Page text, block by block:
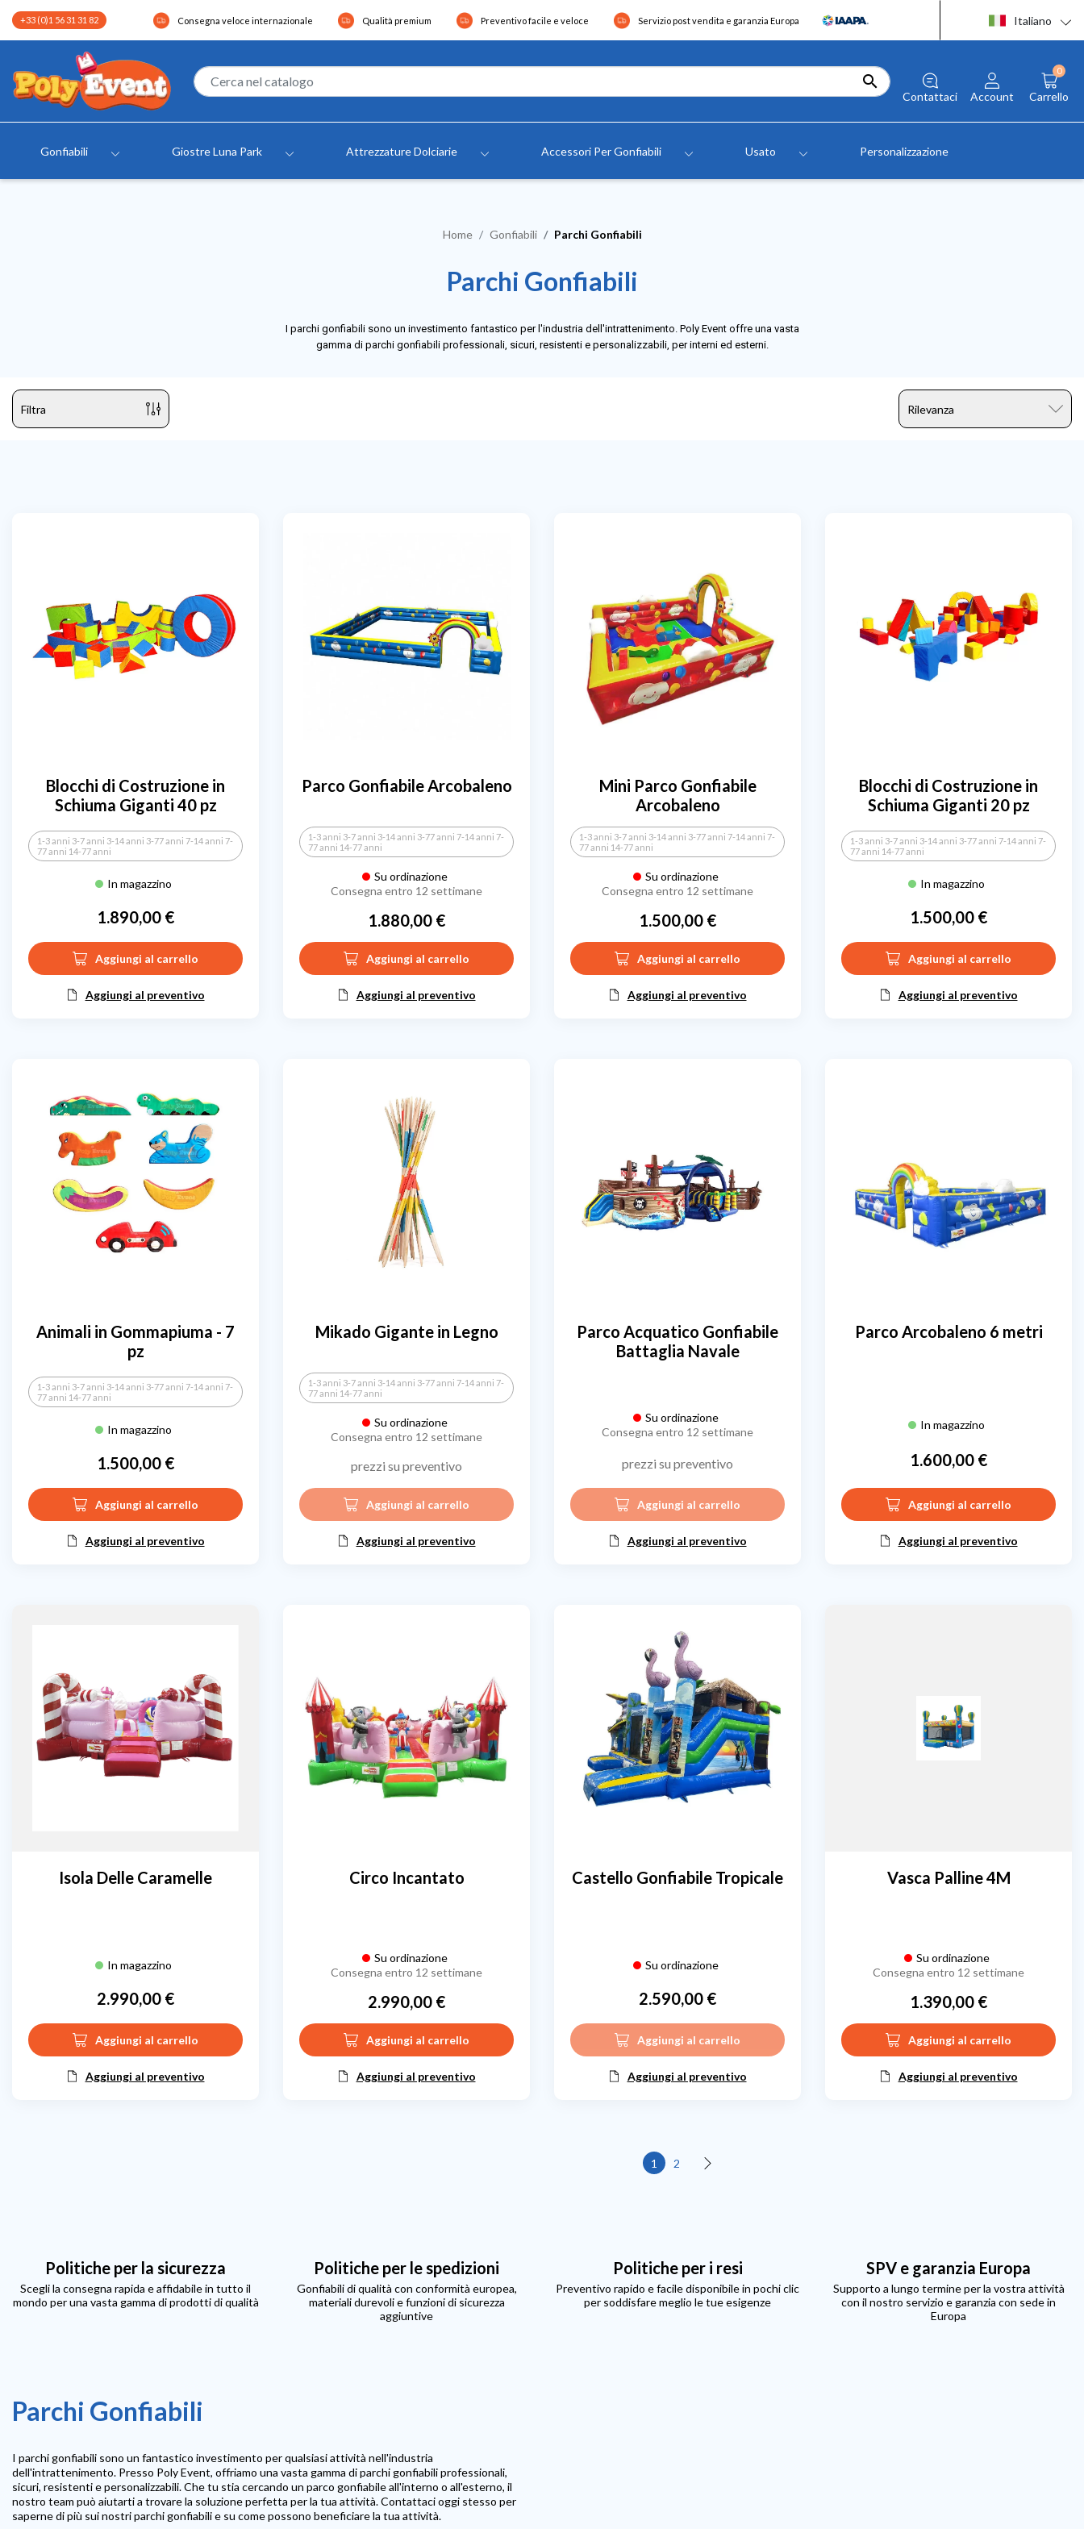
+33 (0)1 56 31 31 82 Consegna veloce internazionale Qualità premium Preventivo facile e veloce Servizio post vendita e garanzia Europa Italiano

Contattaci Account
0
Carrello
Gonfiabili Giostre Luna Park Attrezzature Dolciarie Accessori Per Gonfiabili Usato Personalizzazione
Home Gonfiabili Parchi Gonfiabili
Parchi Gonfiabili
I parchi gonfiabili sono un investimento fantastico per l'industria dell'intrattenimento. Poly Event offre una vasta
gamma di parchi gonfiabili professionali, sicuri, resistenti e personalizzabili, per interni ed esterni.
Filtra
Blocchi di Costruzione in
Schiuma Giganti 40 pz
1-3 anni 3-7 anni 3-14 anni 3-77 anni 7-14 anni 7-
77 anni 14-77 anni
In magazzino
Prezzo
1.890,00 €
Aggiungi al carrello
Aggiungi al preventivo
Parco Gonfiabile Arcobaleno
1-3 anni 3-7 anni 3-14 anni 3-77 anni 7-14 anni 7-
77 anni 14-77 anni
Su ordinazione
Consegna entro 12 settimane
Prezzo
1.880,00 €
Aggiungi al carrello
Aggiungi al preventivo
Mini Parco Gonfiabile
Arcobaleno
1-3 anni 3-7 anni 3-14 anni 3-77 anni 7-14 anni 7-
77 anni 14-77 anni
Su ordinazione
Consegna entro 12 settimane
Prezzo
1.500,00 €
Aggiungi al carrello
Aggiungi al preventivo
Blocchi di Costruzione in
Schiuma Giganti 20 pz
1-3 anni 3-7 anni 3-14 anni 3-77 anni 7-14 anni 7-
77 anni 14-77 anni
In magazzino
Prezzo
1.500,00 €
Aggiungi al carrello
Aggiungi al preventivo
Animali in Gommapiuma - 7
pz
1-3 anni 3-7 anni 3-14 anni 3-77 anni 7-14 anni 7-
77 anni 14-77 anni
In magazzino
Prezzo
1.500,00 €
Aggiungi al carrello
Aggiungi al preventivo
Mikado Gigante in Legno
1-3 anni 3-7 anni 3-14 anni 3-77 anni 7-14 anni 7-
77 anni 14-77 anni
Su ordinazione
Consegna entro 12 settimane
prezzi su preventivo
Aggiungi al carrello
Aggiungi al preventivo
Parco Acquatico Gonfiabile
Battaglia Navale
Su ordinazione
Consegna entro 12 settimane
prezzi su preventivo
Aggiungi al carrello
Aggiungi al preventivo
Parco Arcobaleno 6 metri
In magazzino
Prezzo
1.600,00 €
Aggiungi al carrello
Aggiungi al preventivo
Isola Delle Caramelle
In magazzino
Prezzo
2.990,00 €
Aggiungi al carrello
Aggiungi al preventivo
Circo Incantato
Su ordinazione
Consegna entro 12 settimane
Prezzo
2.990,00 €
Aggiungi al carrello
Aggiungi al preventivo
Castello Gonfiabile Tropicale
Su ordinazione
Prezzo
2.590,00 €
Aggiungi al carrello
Aggiungi al preventivo
Vasca Palline 4M
Su ordinazione
Consegna entro 12 settimane
Prezzo
1.390,00 €
Aggiungi al carrello
Aggiungi al preventivo
1 2 Successivo
Politiche per la sicurezza
Scegli la consegna rapida e affidabile in tutto il
mondo per una vasta gamma di prodotti di qualità
Politiche per le spedizioni
Gonfiabili di qualità con conformità europea,
materiali durevoli e funzioni di sicurezza
aggiuntive
Politiche per i resi
Preventivo rapido e facile disponibile in pochi clic
per soddisfare meglio le tue esigenze
SPV e garanzia Europa
Supporto a lungo termine per la vostra attività
con il nostro servizio e garanzia con sede in
Europa
Parchi Gonfiabili
I parchi gonfiabili sono un fantastico investimento per qualsiasi attività nell'industria
dell'intrattenimento. Presso Poly Event, offriamo una vasta gamma di parchi gonfiabili professionali,
sicuri, resistenti e personalizzabili. Che tu stia cercando un parco gonfiabile all'interno o all'esterno, il
nostro team può aiutarti a trovare la soluzione perfetta per la tua attività. Contattaci oggi stesso per
saperne di più sui nostri parchi gonfiabili e su come possono beneficiare la tua attività.